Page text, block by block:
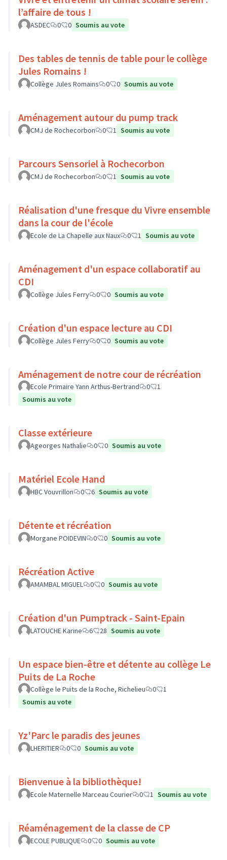
l’affaire de tous !
ASDEC 0 0 Soumis au vote
Des tables de tennis de table pour le collège
Jules Romains !
Collège Jules Romains 0 0 Soumis au vote
Aménagement autour du pump track
CMJ de Rochecorbon 0 1 Soumis au vote
Parcours Sensoriel à Rochecorbon
CMJ de Rochecorbon 0 1 Soumis au vote
Réalisation d'une fresque du Vivre ensemble
dans la cour de l'école
Ecole de La Chapelle aux Naux 0 1 Soumis au vote
Aménagement d'un espace collaboratif au
CDI
Collège Jules Ferry 0 0 Soumis au vote
Création d'un espace lecture au CDI
Collège Jules Ferry 0 0 Soumis au vote
Aménagement de notre cour de récréation
Ecole Primaire Yann Arthus-Bertrand 0
1
Soumis au vote
Classe extérieure
Ageorges Nathalie 0 0 Soumis au vote
Matériel Ecole Hand
HBC Vouvrillon 0 6 Soumis au vote
Détente et récréation
Morgane POIDEVIN 0 0 Soumis au vote
Récréation Active
AMAMBAL MIGUEL 0 0 Soumis au vote
Création d'un Pumptrack - Saint-Epain
LATOUCHE Karine 6 28 Soumis au vote
Un espace bien-être et détente au collège Le
Puits de La Roche
Collège le Puits de la Roche, Richelieu 0
1
Soumis au vote
Yz'Parc le paradis des jeunes
LHERITIER 0 0 Soumis au vote
Bienvenue à la bibliothèque!
Ecole Maternelle Marceau Courier 0 1 Soumis au vote
Réaménagement de la classe de CP
ECOLE PUBLIQUE 0 0 Soumis au vote